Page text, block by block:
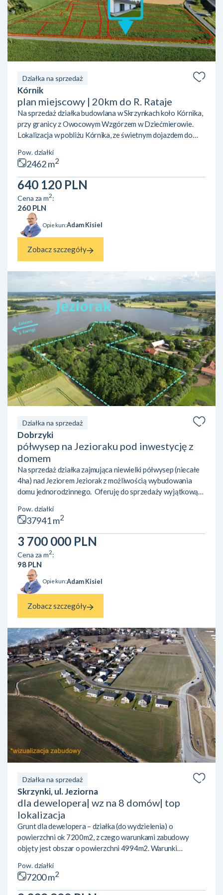
Działka na sprzedaż
Kórnik
plan miejscowy | 20km do R. Rataje
Na sprzedaż działka budowlana w Skrzynkach koło Kórnika,
przy granicy z Owocowym Wzgórzem w Dziećmierowie.
Lokalizacja w pobliżu Kórnika, ze świetnym dojazdem do
(Skrzyneckie Małe i Duże, Kórnickie) oraz tereny zielone.
Działka jest świeżo wydzielono i znajduje się na terenie
objętym mpzp, z przeznaczeniem pod zabudowę
jednorodzinną lub usługową. poniżej fragment planu: jeden
budynek mieszkalny jednorodzinny, usługowy lub
mieszkalno-usługo...
Pow. działki
2462 m2
640 120 PLN
Cena za m2:
260 PLN
Opiekun:Adam Kisiel
Zobacz szczegóły
Działka na sprzedaż
Dobrzyki
półwysep na Jezioraku pod inwestycję z
domem
Na sprzedaż działka zajmująca niewielki półwysep (niecałe
4ha) nad Jeziorem Jeziorak z możliwością wybudowania
domu jednorodzinnego. Oferuję do sprzedaży wyjątkową
ha), położoną na niewielkim półwyspie z niemal 400-
metrową linią brzegową Jeziora Jeziorak – najdłuższego
jeziora w Polsce. Teren objęty jest miejscowym planem
zagospodarowania przestrzennego gminy Zalewo.
Przeznaczenie: usługi turystyki wodnej oraz w części
tereny rolne. Da...
Pow. działki
37941 m2
3 700 000 PLN
Cena za m2:
98 PLN
Opiekun:Adam Kisiel
Zobacz szczegóły
Działka na sprzedaż
Skrzynki, ul. Jeziorna
dla dewelopera| wz na 8 domów| top
lokalizacja
Grunt dla dewelopera – działka (do wydzielenia) o
powierzchni ok 7200m2, z czego warunkami zabudowy
objęty jest obszar o powierzchni 4994m2. Warunki
wolnostojących:– powierzchnia zabudowy maksylanie
32%– powierzchnia biologiocznie czynna – 50%– minimum
2 miejsca postojowe na lokal– grunt przylega bezpośrednio
Pow. działki
7200 m2